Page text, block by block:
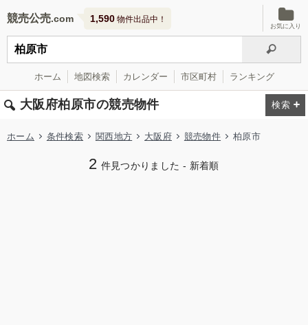
競売公売 1,590 物件出品中！
お気に入り
ホーム 地図検索 カレンダー 市区町村 ランキング
大阪府柏原市の競売物件
ホーム 条件検索 関西地方 大阪府 競売物件 柏原市
2 件見つかりました - 新着順